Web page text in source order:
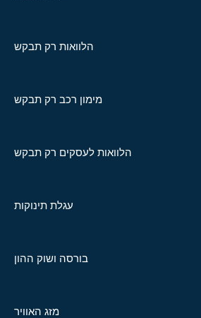
הלוואות רק תבקש
מימון רכב רק תבקש
הלוואות לעסקים רק תבקש
עגלת תינוקות
בורסה ושוק ההון
מזג האוויר